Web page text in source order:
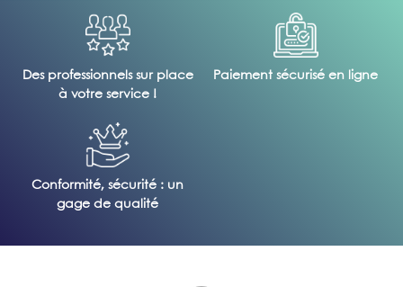
Des professionnels sur place
à votre service !
Paiement sécurisé en ligne
Conformité, sécurité : un
gage de qualité